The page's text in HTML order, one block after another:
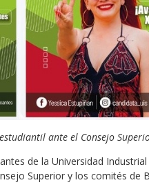
ante el Consejo
de la Universidad
Superior y los comités